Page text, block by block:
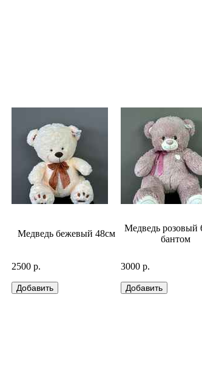
Медведь бежевый 48см
2500 р.
Медведь розовый
бантом
3000 р.